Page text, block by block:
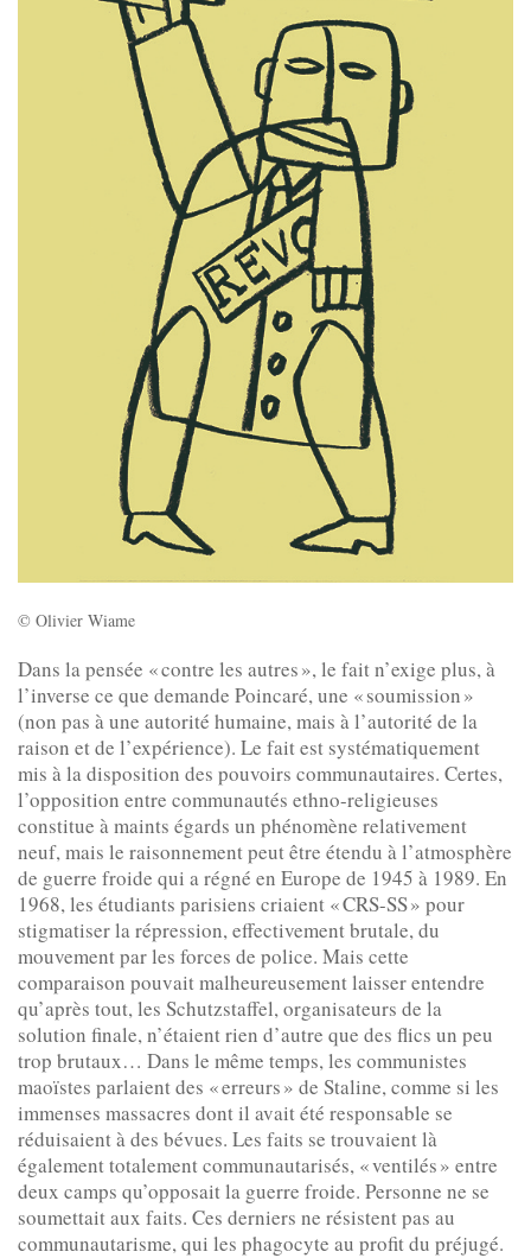
© Olivier Wiame
Dans la pensée « contre les autres », le fait n’exige plus, à
l’inverse ce que demande Poincaré, une « soumission »
(non pas à une autorité humaine, mais à l’autorité de la
raison et de l’expérience). Le fait est systématiquement
mis à la disposition des pouvoirs communautaires. Certes,
l’opposition entre communautés ethno-religieuses
constitue à maints égards un phénomène relativement
neuf, mais le raisonnement peut être étendu à l’atmosphère
de guerre froide qui a régné en Europe de 1945 à 1989. En
1968, les étudiants parisiens criaient « CRS-SS » pour
stigmatiser la répression, effectivement brutale, du
mouvement par les forces de police. Mais cette
comparaison pouvait malheureusement laisser entendre
qu’après tout, les Schutzstaffel, organisateurs de la
solution finale, n’étaient rien d’autre que des flics un peu
trop brutaux… Dans le même temps, les communistes
maoïstes parlaient des « erreurs » de Staline, comme si les
immenses massacres dont il avait été responsable se
réduisaient à des bévues. Les faits se trouvaient là
également totalement communautarisés, « ventilés » entre
deux camps qu’opposait la guerre froide. Personne ne se
soumettait aux faits. Ces derniers ne résistent pas au
communautarisme, qui les phagocyte au profit du préjugé.